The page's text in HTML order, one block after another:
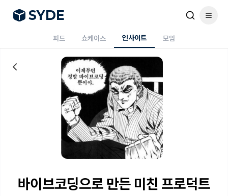
SYDE
피드 쇼케이스 인사이트 모임
바이브코딩으로 만든 미친 프로덕트